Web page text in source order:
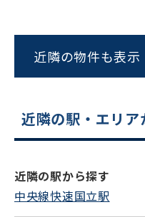
スムーズ
近隣の物件も表示
近隣の駅・エリア
近隣の駅から探す
中央線快速国立駅